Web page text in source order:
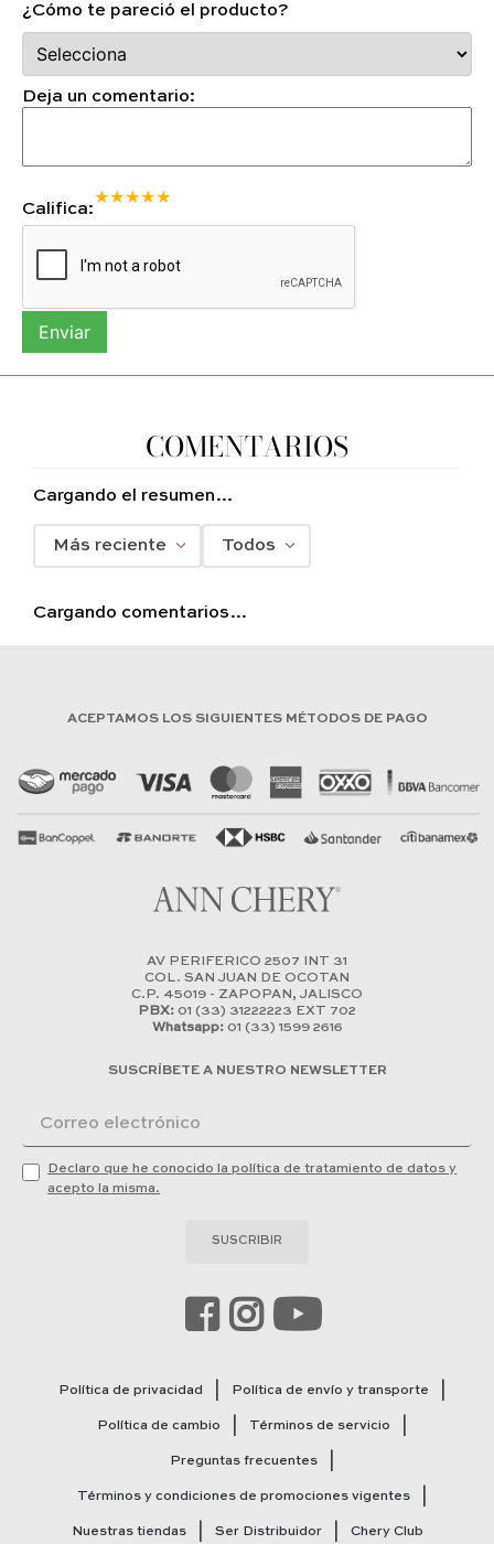
¿Cómo te pareció el producto?
Deja un comentario:
Califica:
★
★
★
★
★
Enviar
COMENTARIOS
Cargando el resumen…
Más reciente Todos
Cargando comentarios…
ACEPTAMOS LOS SIGUIENTES MÉTODOS DE PAGO
AV PERIFERICO 2507 INT 31
COL. SAN JUAN DE OCOTAN
C.P. 45019 - ZAPOPAN, JALISCO
PBX: 01 (33) 31222223 EXT 702
Whatsapp:01 (33) 1599 2616
SUSCRÍBETE A NUESTRO NEWSLETTER
Declaro que he conocido la política de tratamiento de datos y
acepto la misma.
SUSCRIBIR
Política de privacidad Política de envío y transporte
Política de cambio Términos de servicio
Preguntas frecuentes
Términos y condiciones de promociones vigentes
Nuestras tiendas Ser Distribuidor Chery Club